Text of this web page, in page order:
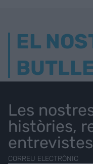
EL
Les
històries,
CORREU ELECTRÒNIC